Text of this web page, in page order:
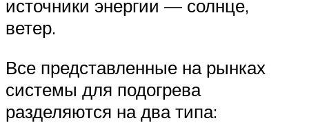
источники энергии — солнце,
ветер.
Все представленные на рынках
системы для подогрева
разделяются на два типа: